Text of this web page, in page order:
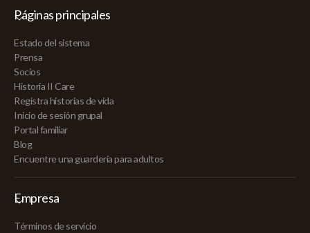
Páginas principales
Estado del sistema
Prensa
Socios
Historia II Care
Registra historias de vida
Inicio de sesión grupal
Portal familiar
Blog
Encuentre una guardería para adultos
Empresa
Términos de servicio